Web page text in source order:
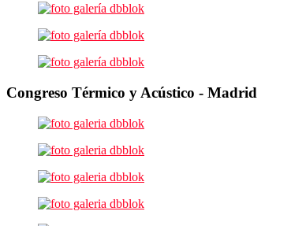
Congreso Térmico y Acústico - Madrid